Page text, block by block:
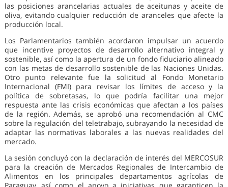
las posiciones arancelarias actuales de aceitunas y aceite de
oliva, evitando cualquier reducción de aranceles que afecte la
producción local.
Los Parlamentarios también acordaron impulsar un acuerdo
que incentive proyectos de desarrollo alternativo integral y
sostenible, así como la apertura de un fondo fiduciario alineado
con las metas de desarrollo sostenible de las Naciones Unidas.
Otro punto relevante fue la solicitud al Fondo Monetario
Internacional (FMI) para revisar los límites de acceso y la
política de sobretasas, lo que podría facilitar una mejor
respuesta ante las crisis económicas que afectan a los países
de la región. Además, se aprobó una recomendación al CMC
sobre la regulación del teletrabajo, subrayando la necesidad de
adaptar las normativas laborales a las nuevas realidades del
mercado.
La sesión concluyó con la declaración de interés del MERCOSUR
para la creación de Mercados Regionales de Intercambio de
Alimentos en los principales departamentos agrícolas de